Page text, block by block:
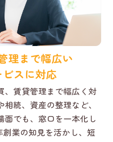
理まで幅広い
スに対応
、賃貸管理まで幅広く対
続、資産の整理など、
でも、窓口を一本化し
創業の知見を活かし、短